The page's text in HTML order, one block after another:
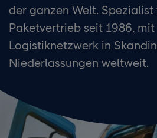
der ganzen Welt.
Paketvertrieb seit 1986,
Logistiknetzwerk in
Niederlassungen weltweit.